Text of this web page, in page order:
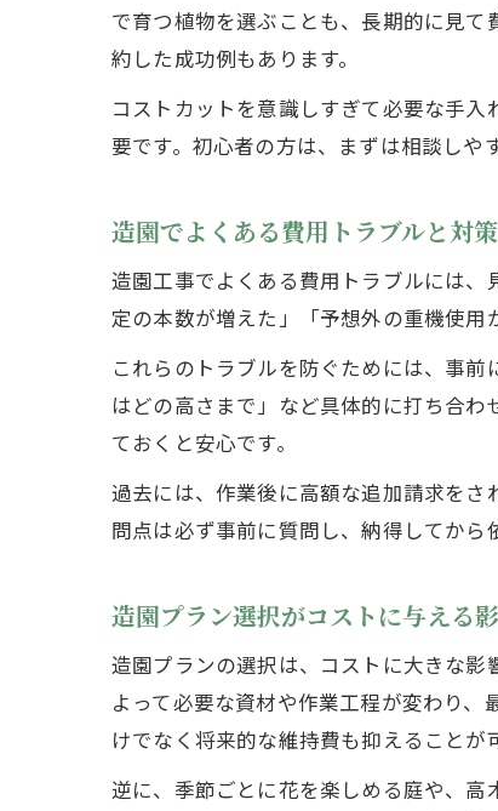
で育つ植物を選ぶことも、長期的に見
約した成功例もあります。
コストカットを意識しすぎて必要な手
要です。初心者の方は、まずは相談しや
造園でよくある費用トラブルと対策
造園工事でよくある費用トラブルには
定の本数が増えた」「予想外の重機使用
これらのトラブルを防ぐためには、事
はどの高さまで」など具体的に打ち合
ておくと安心です。
過去には、作業後に高額な追加請求を
問点は必ず事前に質問し、納得してから
造園プラン選択がコストに与える
造園プランの選択は、コストに大きな
よって必要な資材や作業工程が変わり
けでなく将来的な維持費も抑えることが
逆に、季節ごとに花を楽しめる庭や、